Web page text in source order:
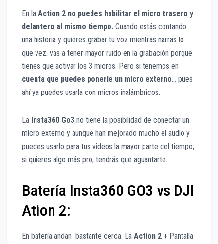
En la Action 2 no puedes habilitar el micro trasero y
delantero al mismo tiempo. Cuando estás contando
una historia y quieres grabar tu voz mientras narras lo
que vez, vas a tener mayor ruido en la grabación porque
tienes que activar los 3 micros. Pero si tenemos en
cuenta que puedes ponerle un micro externo… pues
ahí ya puedes usarla con micros inalámbricos.
La Insta360 Go3 no tiene la posibilidad de conectar un
micro externo y aunque han mejorado mucho el audio y
puedes usarlo para tus videos la mayor parte del tiempo,
si quieres algo más pro, tendrás que aguantarte.
Batería Insta360 GO3 vs DJI
Ation 2:
En batería andan bastante cerca. La Action 2 + Pantalla